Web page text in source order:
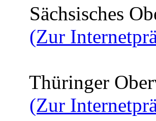
Sächsisches
(Zur
Thüringer
(Zur